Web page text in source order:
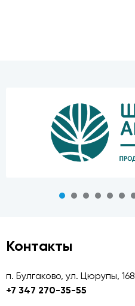
Контакты
п. Булгаково, ул. Цюрупы, 168
+7 347 270-35-55